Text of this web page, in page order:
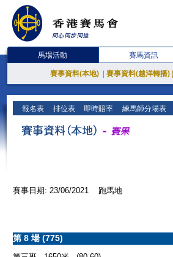
馬場活動 賽馬資訊
賽事資料(本地) 賽事資料(越洋轉播)
報名表 排位表 即時賠率 練馬師分場表
賽事日期: 23/06/2021 跑馬地
第 8 場 (775)